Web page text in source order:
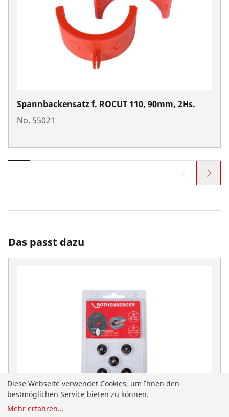
Spannbackensatz f. ROCUT 110, 90mm, 2Hs.
No. 55021
Das passt dazu
Diese Webseite verwendet Cookies, um Ihnen den
bestmöglichen Service bieten zu können.
Mehr erfahren...